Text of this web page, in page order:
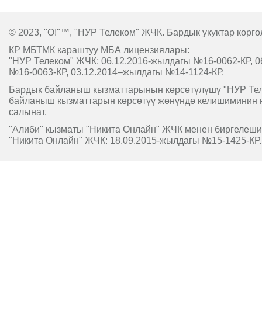
© 2023, "O!"™, "НУР Телеком" ЖЧК. Бардык укуктар
КР МБТМК караштуу МБА лицензиялары:
"НУР Телеком" ЖЧК: 06.12.2016-жылдагы №16-0062-КР,
№16-0063-КР, 03.12.2014–жылдагы №14-1124-КР.
Бардык байланыш кызматтарынын көрсөтүлүшү "НУР
байланыш кызматтарын көрсөтүү жөнүндө келишиминин
салынат.
"Алиби" кызматы "Никита Онлайн" ЖЧК менен
"Никита Онлайн" ЖЧК: 18.09.2015-жылдагы №15-1425-КР.